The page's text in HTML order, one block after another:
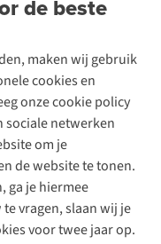
de beste
maken wij gebruik
cookies en
onze cookie policy
sociale netwerken
om je
de website te tonen.
ga je hiermee
vragen, slaan wij je
voor twee jaar op.